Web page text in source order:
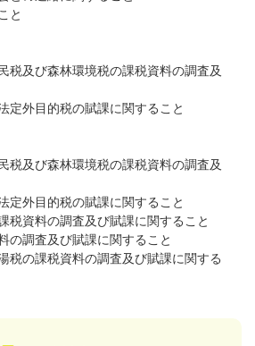
と
税及び森林環境税の課税資料の調査及
定外目的税の賦課に関すること
税及び森林環境税の課税資料の調査及
定外目的税の賦課に関すること
税資料の調査及び賦課に関すること
の調査及び賦課に関すること
税の課税資料の調査及び賦課に関する